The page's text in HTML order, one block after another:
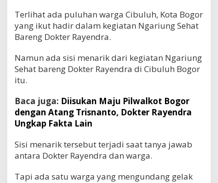
Terlihat ada puluhan warga Cibuluh, Kota Bogor
yang ikut hadir dalam kegiatan Ngariung Sehat
Bareng Dokter Rayendra.
Namun ada sisi menarik dari kegiatan Ngariung
Sehat bareng Dokter Rayendra di Cibuluh Bogor
itu.
Baca juga: Diisukan Maju Pilwalkot Bogor
dengan Atang Trisnanto, Dokter Rayendra
Ungkap Fakta Lain
Sisi menarik tersebut terjadi saat tanya jawab
antara Dokter Rayendra dan warga.
Tapi ada satu warga yang mengundang gelak